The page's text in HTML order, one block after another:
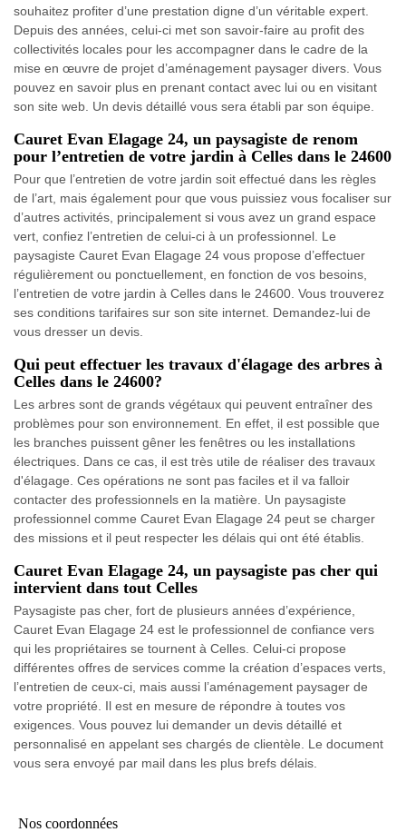
souhaitez profiter d’une prestation digne d’un véritable expert.
Depuis des années, celui-ci met son savoir-faire au profit des
collectivités locales pour les accompagner dans le cadre de la
mise en œuvre de projet d’aménagement paysager divers. Vous
pouvez en savoir plus en prenant contact avec lui ou en visitant
son site web. Un devis détaillé vous sera établi par son équipe.
Cauret Evan Elagage 24, un paysagiste de renom
pour l’entretien de votre jardin à Celles dans le 24600
Pour que l’entretien de votre jardin soit effectué dans les règles
de l’art, mais également pour que vous puissiez vous focaliser sur
d’autres activités, principalement si vous avez un grand espace
vert, confiez l’entretien de celui-ci à un professionnel. Le
paysagiste Cauret Evan Elagage 24 vous propose d’effectuer
régulièrement ou ponctuellement, en fonction de vos besoins,
l’entretien de votre jardin à Celles dans le 24600. Vous trouverez
ses conditions tarifaires sur son site internet. Demandez-lui de
vous dresser un devis.
Qui peut effectuer les travaux d'élagage des arbres à
Celles dans le 24600?
Les arbres sont de grands végétaux qui peuvent entraîner des
problèmes pour son environnement. En effet, il est possible que
les branches puissent gêner les fenêtres ou les installations
électriques. Dans ce cas, il est très utile de réaliser des travaux
d'élagage. Ces opérations ne sont pas faciles et il va falloir
contacter des professionnels en la matière. Un paysagiste
professionnel comme Cauret Evan Elagage 24 peut se charger
des missions et il peut respecter les délais qui ont été établis.
Cauret Evan Elagage 24, un paysagiste pas cher qui
intervient dans tout Celles
Paysagiste pas cher, fort de plusieurs années d’expérience,
Cauret Evan Elagage 24 est le professionnel de confiance vers
qui les propriétaires se tournent à Celles. Celui-ci propose
différentes offres de services comme la création d’espaces verts,
l’entretien de ceux-ci, mais aussi l’aménagement paysager de
votre propriété. Il est en mesure de répondre à toutes vos
exigences. Vous pouvez lui demander un devis détaillé et
personnalisé en appelant ses chargés de clientèle. Le document
vous sera envoyé par mail dans les plus brefs délais.
Nos coordonnées